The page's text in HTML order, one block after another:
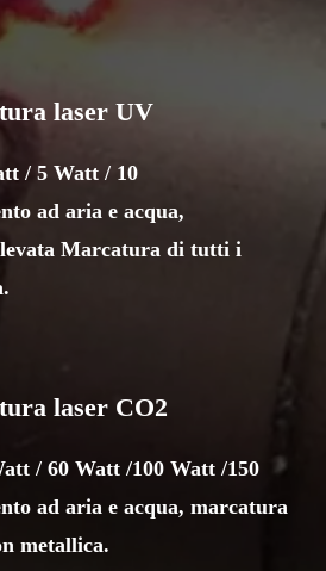
laser UV
/ 5 Watt / 10
ad aria e acqua,
Marcatura di tutti i
laser CO2
/ 60 Watt /100 Watt /150
ad aria e acqua, marcatura
metallica.